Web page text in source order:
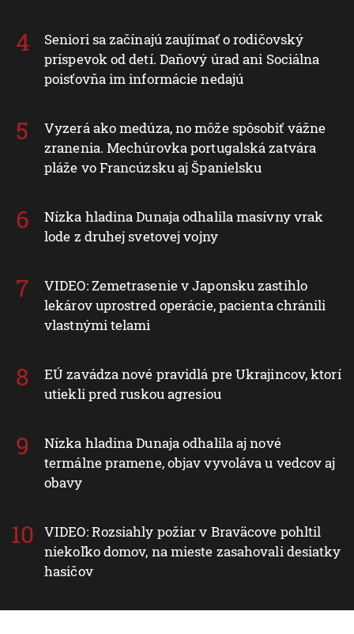
Seniori sa začínajú zaujímať o rodičovský
príspevok od detí. Daňový úrad ani Sociálna
poisťovňa im informácie nedajú
Vyzerá ako medúza, no môže spôsobiť vážne
zranenia. Mechúrovka portugalská zatvára
pláže vo Francúzsku aj Španielsku
Nízka hladina Dunaja odhalila masívny vrak
lode z druhej svetovej vojny
VIDEO: Zemetrasenie v Japonsku zastihlo
lekárov uprostred operácie, pacienta chránili
vlastnými telami
EÚ zavádza nové pravidlá pre Ukrajincov, ktorí
utiekli pred ruskou agresiou
Nízka hladina Dunaja odhalila aj nové
termálne pramene, objav vyvoláva u vedcov aj
obavy
VIDEO: Rozsiahly požiar v Braväcove pohltil
niekoľko domov, na mieste zasahovali desiatky
hasičov